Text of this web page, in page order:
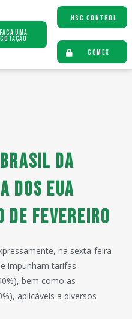
Faça uma
Cotação
HSC CONTROL
COMEX
da
dos EUA
de fevereiro
na sexta-feira
impunham tarifas
bem como as
aplicáveis a diversos